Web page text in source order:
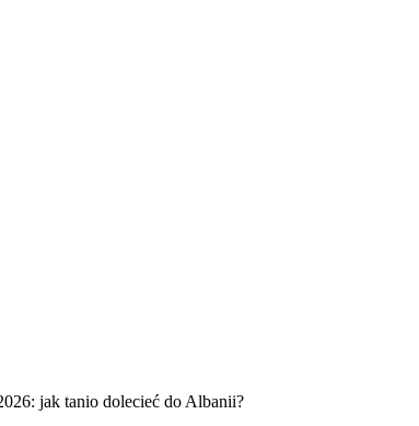
jak tanio dolecieć do Albanii?